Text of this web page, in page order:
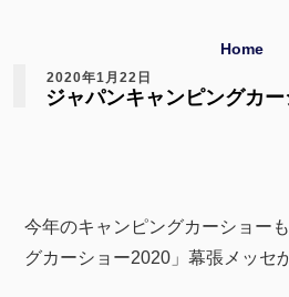
Home
2020年1月22日
ジャパンキャンピングカ
今年のキャンピングカーショー
グカーショー2020」幕張メッセ